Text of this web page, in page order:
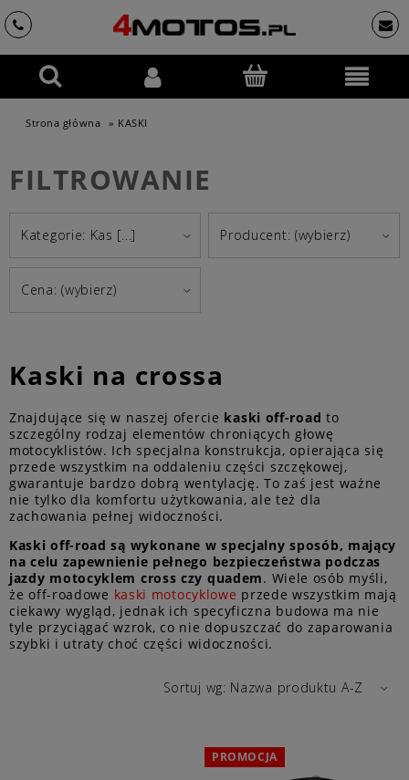
Strona główna » KASKI
FILTROWANIE
Kategorie: Kas [...] Producent: (wybierz)
Cena: (wybierz)
Kaski na crossa
Znajdujące się w naszej ofercie kaski off-road to
szczególny rodzaj elementów chroniących głowę
motocyklistów. Ich specjalna konstrukcja, opierająca się
przede wszystkim na oddaleniu części szczękowej,
gwarantuje bardzo dobrą wentylację. To zaś jest ważne
nie tylko dla komfortu użytkowania, ale też dla
zachowania pełnej widoczności.
Kaski off-road są wykonane w specjalny sposób, mający
na celu zapewnienie pełnego bezpieczeństwa podczas
jazdy motocyklem cross czy quadem. Wiele osób myśli,
że off-roadowe kaski motocyklowe przede wszystkim mają
ciekawy wygląd, jednak ich specyficzna budowa ma nie
tyle przyciągać wzrok, co nie dopuszczać do zaparowania
szybki i utraty choć części widoczności.
Sortuj wg: Nazwa produktu A-Z
PROMOCJA